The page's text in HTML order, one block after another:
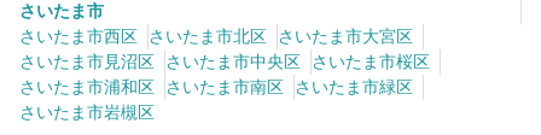
雇用形態
正社員 契約社員・パート
さいたま市
さいたま市西区
さいたま市北区
さいたま市大宮区
さいたま市見沼区
さいたま市中央区
さいたま市桜区
さいたま市浦和区
さいたま市南区
さいたま市緑区
さいたま市岩槻区